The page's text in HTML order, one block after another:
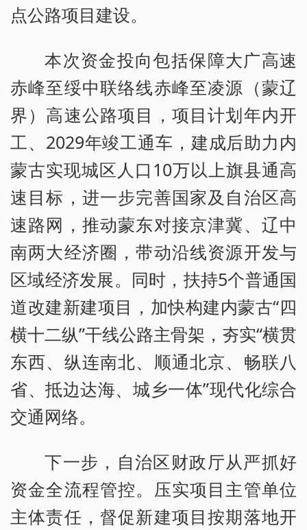
点公路项目建设。
本次资金投向包括保障大广高速
赤峰至绥中联络线赤峰至凌源（蒙辽
界）高速公路项目，项目计划年内开
工、2029年竣工通车，建成后助力内
蒙古实现城区人口10万以上旗县通高
速目标，进一步完善国家及自治区高
速路网，推动蒙东对接京津冀、辽中
南两大经济圈，带动沿线资源开发与
区域经济发展。同时，扶持5个普通国
道改建新建项目，加快构建内蒙古“四
横十二纵”干线公路主骨架，夯实“横贯
东西、纵连南北、顺通北京、畅联八
省、抵边达海、城乡一体”现代化综合
交通网络。
下一步，自治区财政厅从严抓好
资金全流程管控。压实项目主管单位
主体责任，督促新建项目按期落地开